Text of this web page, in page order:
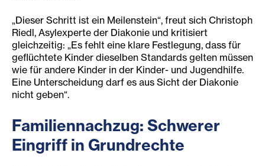
„Dieser Schritt ist ein Meilenstein“, freut sich Christoph
Riedl, Asylexperte der Diakonie und kritisiert
gleichzeitig: „Es fehlt eine klare Festlegung, dass für
geflüchtete Kinder dieselben Standards gelten müssen
wie für andere Kinder in der Kinder- und Jugendhilfe.
Eine Unterscheidung darf es aus Sicht der Diakonie
nicht geben“.
Familiennachzug: Schwerer
Eingriff in Grundrechte